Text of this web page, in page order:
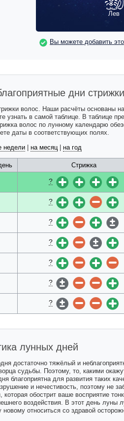
Лев
Вы можете добавить
дни
волос. Наши расчёты основаны
в самой таблице. В таблице
волос по лунному календарю
даты в соответствующих полях.
недели на месяц| на год
Стрижка
?
?
?
?
?
?
?
лунных дней
достаточно тяжёлый и
судьбы. Поэтому, то, какими
благоприятна для развития таких
и нечестивость, поэтому не
обострит ваше восприятие
воздействия. В этот день луны
относиться со здравой